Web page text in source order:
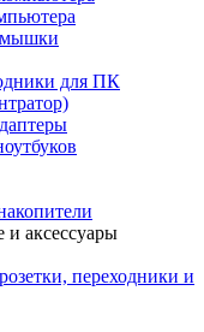
для ПК
и аксессуары
переходники и